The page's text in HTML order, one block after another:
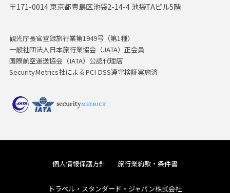
〒171-0014 東京都豊島区池袋2-14-4 池袋TAビル5階
観光庁長官登録旅行業第1949号（第1種）
一般社団法人日本旅行業協会（JATA）正会員
国際航空運送協会（IATA）公認代理店
SecurityMetrics社によるPCI DSS遵守検証実施済
個人情報保護方針 旅行業約款・条件書
トラベル・スタンダード・ジャパン株式会社